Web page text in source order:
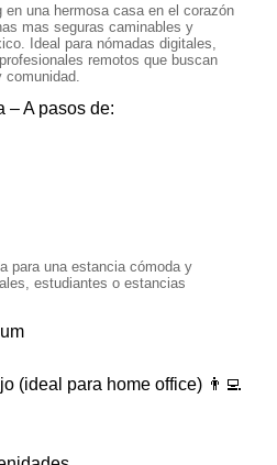
una hermosa casa en el corazón
mas seguras caminables y
Ideal para nómadas digitales,
remotos que buscan
– A pasos de:
para una estancia cómoda y
estudiantes o estancias
(ideal para home office) 👨‍💻